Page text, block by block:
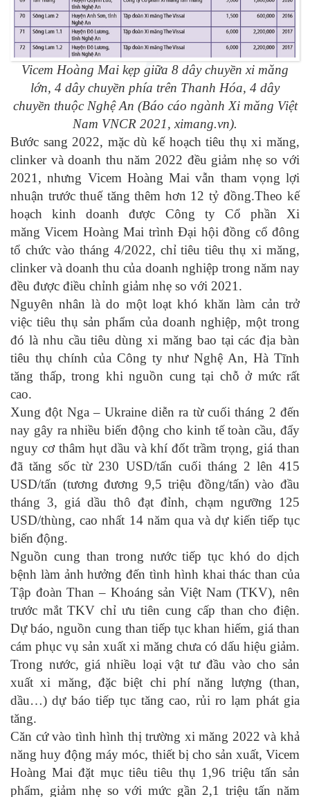
Vicem Hoàng Mai kẹp giữa 8 dây chuyền xi măng
lớn, 4 dây chuyền phía trên Thanh Hóa, 4 dây
chuyền thuộc Nghệ An (Báo cáo ngành Xi măng Việt
Nam VNCR 2021, ximang.vn).
Bước sang 2022, mặc dù kế hoạch tiêu thụ xi măng,
clinker và doanh thu năm 2022 đều giảm nhẹ so với
2021, nhưng Vicem Hoàng Mai vẫn tham vọng lợi
nhuận trước thuế tăng thêm hơn 12 tỷ đồng.Theo kế
hoạch kinh doanh được Công ty Cổ phần Xi
măng Vicem Hoàng Mai trình Đại hội đồng cổ đông
tổ chức vào tháng 4/2022, chỉ tiêu tiêu thụ xi măng,
clinker và doanh thu của doanh nghiệp trong năm nay
đều được điều chỉnh giảm nhẹ so với 2021.
Nguyên nhân là do một loạt khó khăn làm cản trở
việc tiêu thụ sản phẩm của doanh nghiệp, một trong
đó là nhu cầu tiêu dùng xi măng bao tại các địa bàn
tiêu thụ chính của Công ty như Nghệ An, Hà Tĩnh
tăng thấp, trong khi nguồn cung tại chỗ ở mức rất
cao.
Xung đột Nga – Ukraine diễn ra từ cuối tháng 2 đến
nay gây ra nhiều biến động cho kinh tế toàn cầu, đẩy
nguy cơ thâm hụt dầu và khí đốt trầm trọng, giá than
đã tăng sốc từ 230 USD/tấn cuối tháng 2 lên 415
USD/tấn (tương đương 9,5 triệu đồng/tấn) vào đầu
tháng 3, giá dầu thô đạt đỉnh, chạm ngưỡng 125
USD/thùng, cao nhất 14 năm qua và dự kiến tiếp tục
biến động.
Nguồn cung than trong nước tiếp tục khó do dịch
bệnh làm ảnh hưởng đến tình hình khai thác than của
Tập đoàn Than – Khoáng sản Việt Nam (TKV), nên
trước mắt TKV chỉ ưu tiên cung cấp than cho điện.
Dự báo, nguồn cung than tiếp tục khan hiếm, giá than
cám phục vụ sản xuất xi măng chưa có dấu hiệu giảm.
Trong nước, giá nhiều loại vật tư đầu vào cho sản
xuất xi măng, đặc biệt chi phí năng lượng (than,
dầu…) dự báo tiếp tục tăng cao, rủi ro lạm phát gia
tăng.
Căn cứ vào tình hình thị trường xi măng 2022 và khả
năng huy động máy móc, thiết bị cho sản xuất, Vicem
Hoàng Mai đặt mục tiêu tiêu thụ 1,96 triệu tấn sản
phẩm, giảm nhẹ so với mức gần 2,1 triệu tấn năm